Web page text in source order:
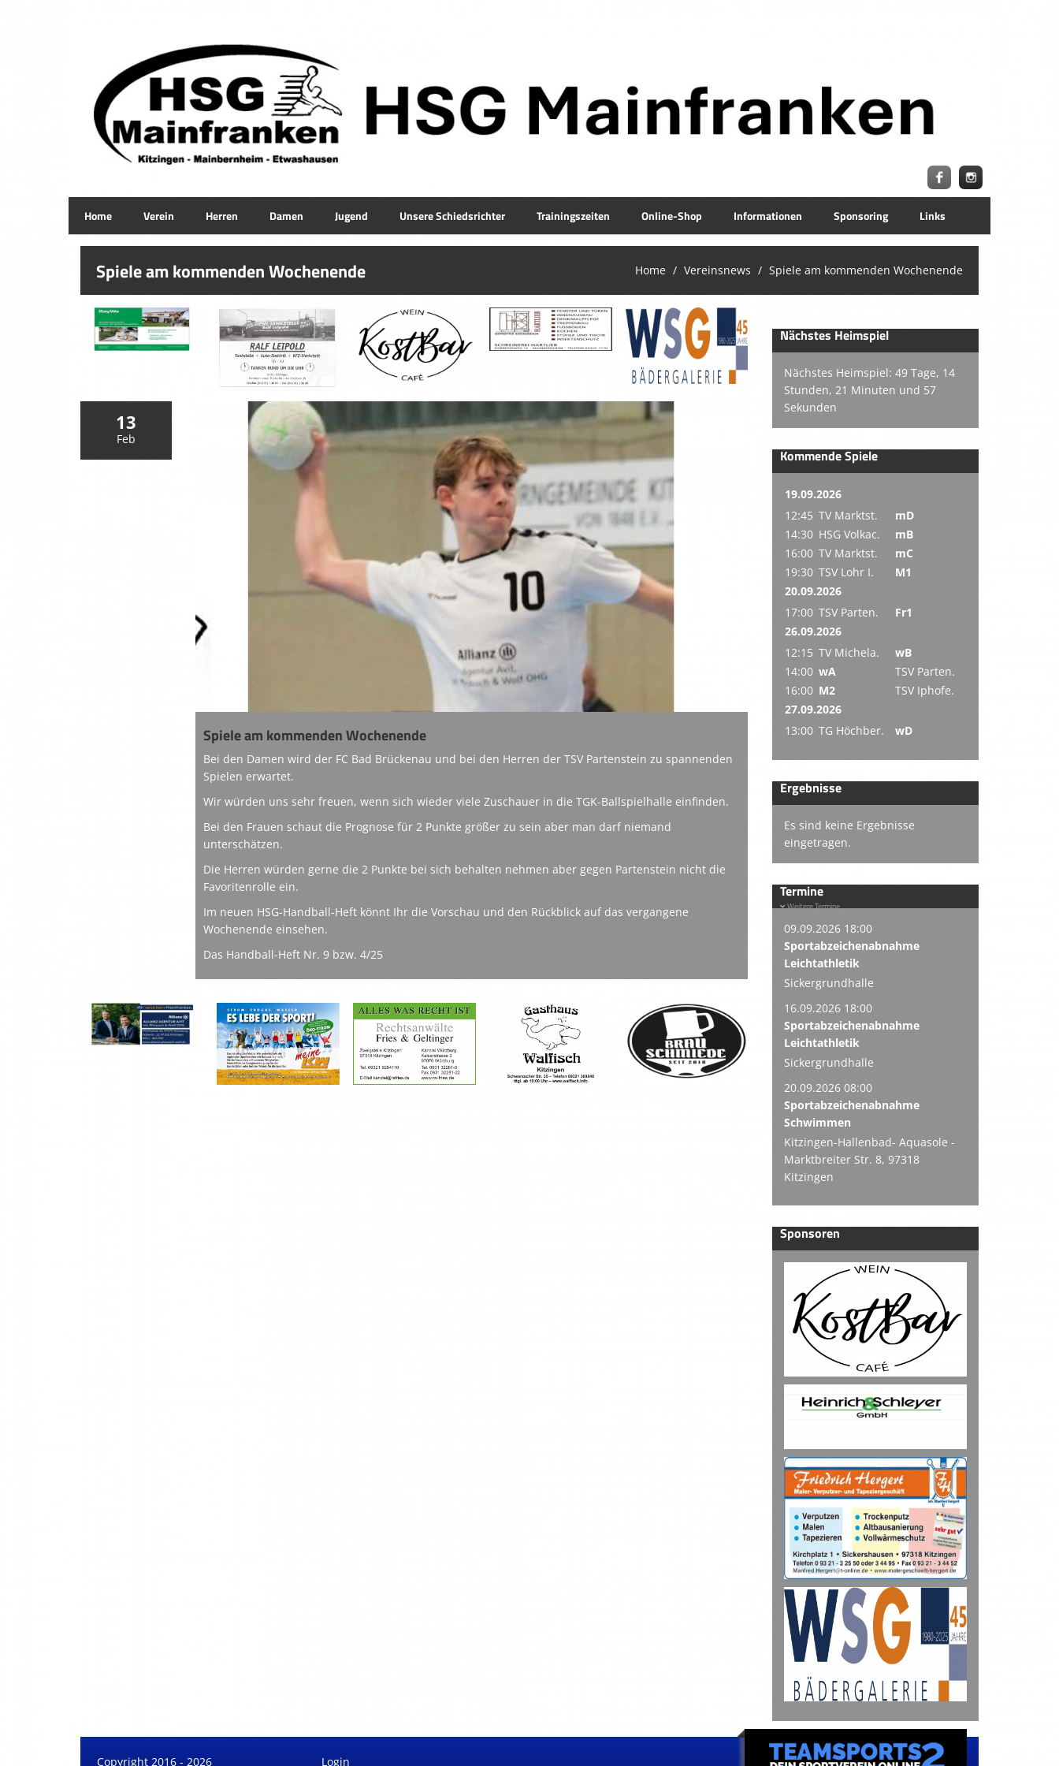
Home Verein Herren Damen Jugend Unsere Schiedsrichter Trainingszeiten Online-Shop Informationen Sponsoring Links
Spiele am kommenden Wochenende Home Vereinsnews Spiele am kommenden Wochenende
13
Feb
Spiele am kommenden Wochenende
Bei den Damen wird der FC Bad Brückenau und bei den Herren der TSV Partenstein zu spannenden
Spielen erwartet.
Wir würden uns sehr freuen, wenn sich wieder viele Zuschauer in die TGK-Ballspielhalle einfinden.
Bei den Frauen schaut die Prognose für 2 Punkte größer zu sein aber man darf niemand
unterschätzen.
Die Herren würden gerne die 2 Punkte bei sich behalten nehmen aber gegen Partenstein nicht die
Favoritenrolle ein.
Im neuen HSG-Handball-Heft könnt Ihr die Vorschau und den Rückblick auf das vergangene
Wochenende einsehen.
Das Handball-Heft Nr. 9 bzw. 4/25
Nächstes Heimspiel
Nächstes Heimspiel: 49 Tage, 14
Stunden, 21 Minuten und 56
Sekunden
Kommende Spiele
19.09.2026
12:45 TV Marktst.
mD
14:30 HSG Volkac.
mB
16:00 TV Marktst.
mC
19:30 TSV Lohr I.
M1
20.09.2026
17:00 TSV Parten.
Fr1
26.09.2026
12:15 TV Michela.
wB
14:00 wA
TSV Parten.
16:00 M2
TSV Iphofe.
27.09.2026
13:00 TG Höchber. wD
Ergebnisse
Es sind keine Ergebnisse
eingetragen.
Termine
Weitere Termine
09.09.2026 18:00
Sportabzeichenabnahme
Leichtathletik
Sickergrundhalle
16.09.2026 18:00
Sportabzeichenabnahme
Leichtathletik
Sickergrundhalle
20.09.2026 08:00
Sportabzeichenabnahme
Schwimmen
Kitzingen-Hallenbad- Aquasole -
Marktbreiter Str. 8, 97318
Kitzingen
Sponsoren
Copyright 2016 - 2026 Login